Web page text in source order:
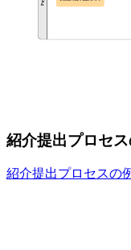
紹介提出プロセス
紹介提出プロセスの